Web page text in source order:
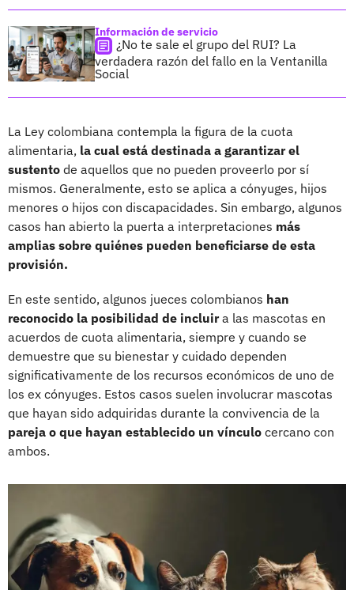
Información de servicio
¿No te sale el grupo del RUI? La
verdadera razón del fallo en la Ventanilla
Social
La Ley colombiana contempla la figura de la cuota
alimentaria, la cual está destinada a garantizar el
sustento de aquellos que no pueden proveerlo por sí
mismos. Generalmente, esto se aplica a cónyuges, hijos
menores o hijos con discapacidades. Sin embargo, algunos
casos han abierto la puerta a interpretaciones más
amplias sobre quiénes pueden beneficiarse de esta
provisión.
En este sentido, algunos jueces colombianos han
reconocido la posibilidad de incluira las mascotas en
acuerdos de cuota alimentaria, siempre y cuando se
demuestre que su bienestar y cuidado dependen
significativamente de los recursos económicos de uno de
los ex cónyuges. Estos casos suelen involucrar mascotas
que hayan sido adquiridas durante la convivencia de la
pareja o que hayan establecido un vínculo cercano con
ambos.